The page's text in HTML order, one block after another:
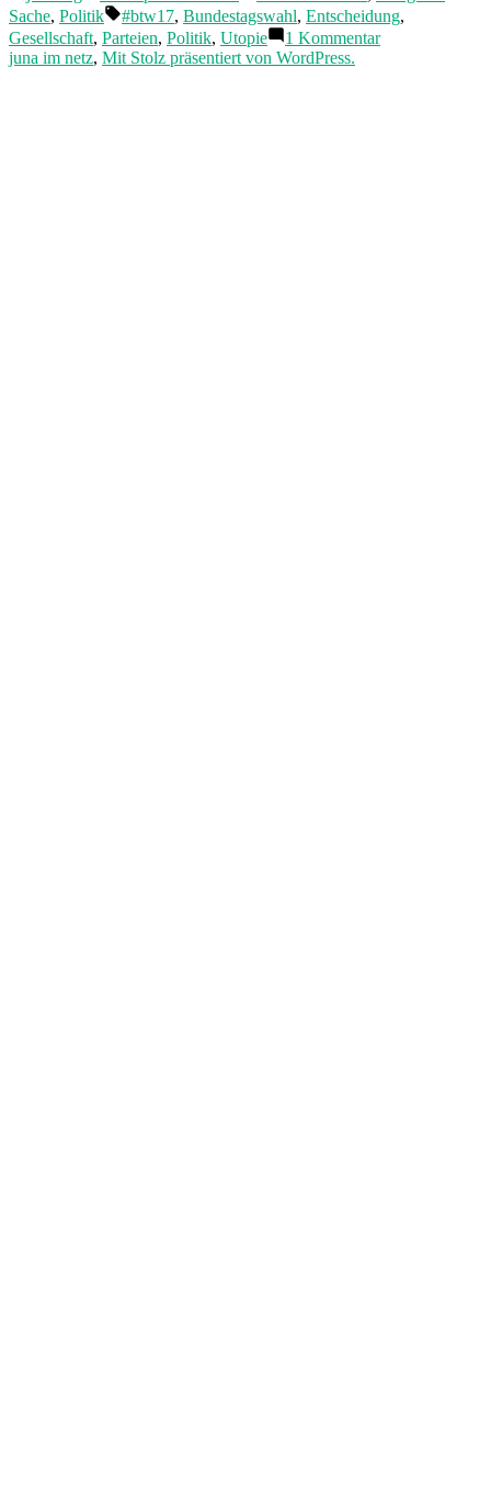
einer
Welt
möchte
ich
von
in
Sache, Politik Schlagwörter:
#btw17, Bundestagswahl, Entscheidung,
Gesellschaft, Parteien, Politik, Utopie 1 Kommentarzu
juna im netz, Mit Stolz präsentiert von WordPress.